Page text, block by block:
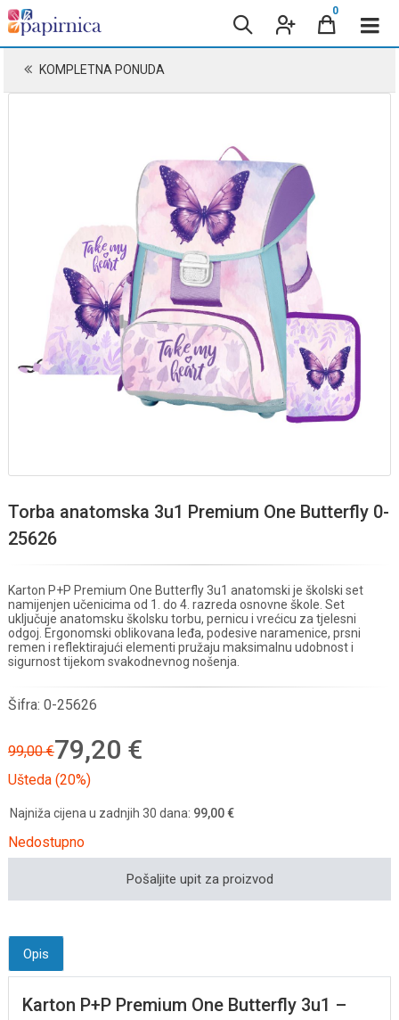
0
KOMPLETNA PONUDA
Torba anatomska 3u1 Premium One Butterfly 0-
25626
Karton P+P Premium One Butterfly 3u1 anatomski je školski set
namijenjen učenicima od 1. do 4. razreda osnovne škole. Set
uključuje anatomsku školsku torbu, pernicu i vrećicu za tjelesni
odgoj. Ergonomski oblikovana leđa, podesive naramenice, prsni
remen i reflektirajući elementi pružaju maksimalnu udobnost i
sigurnost tijekom svakodnevnog nošenja.
Šifra: 0-25626
99,00 €79,20 €
Ušteda (20%)
Najniža cijena u zadnjih 30 dana: 99,00 €
Nedostupno
Pošaljite upit za proizvod
Opis
Karton P+P Premium One Butterfly 3u1 –